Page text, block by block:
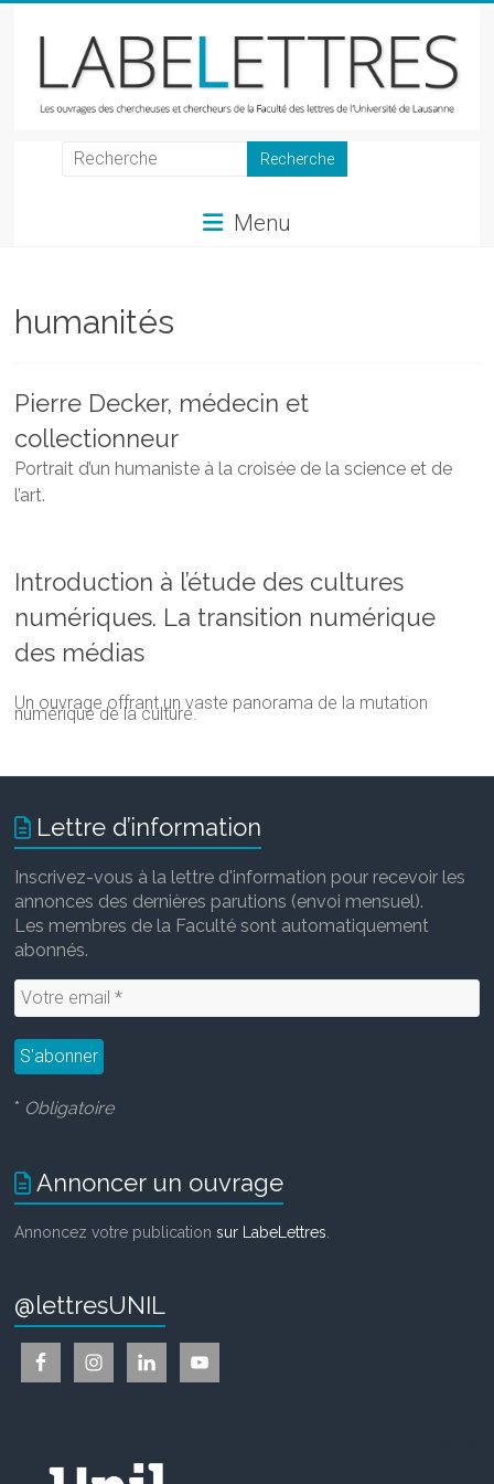
LabeLettres
et
chercheurs
Faculté
des
lettres
Menu
humanités
Pierre Decker, médecin et
collectionneur
Portrait d’un humaniste à la croisée de la science et de
l’art.
Introduction à l’étude des cultures
numériques. La transition numérique
des médias
Un ouvrage offrant un vaste panorama de la mutation
numérique de la culture.
Lettre d’information
Inscrivez-vous à la lettre d'information pour recevoir les
annonces des dernières parutions (envoi mensuel).
Les membres de la Faculté sont automatiquement
abonnés.
* Obligatoire
Annoncer un ouvrage
Annoncez votre publicationsur LabeLettres
@lettresUNIL